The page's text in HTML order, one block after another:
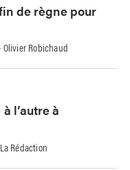
de règne pour
Olivier Robichaud
l’autre à
La Rédaction